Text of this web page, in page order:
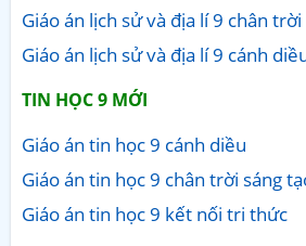
Giáo án lịch sử và địa lí 9 chân
Giáo án lịch sử và địa lí 9 cánh
TIN HỌC 9 MỚI
Giáo án tin học 9 cánh diều
Giáo án tin học 9 chân trời sáng
Giáo án tin học 9 kết nối tri thức